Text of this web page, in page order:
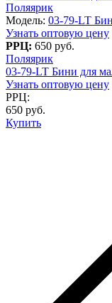
Поляярик
Модель: 03-79-LT
Узнать оптовую цену
РРЦ: 650 руб.
Поляярик
03-79-LT Бини для
Узнать оптовую цену
РРЦ:
650 руб.
Купить